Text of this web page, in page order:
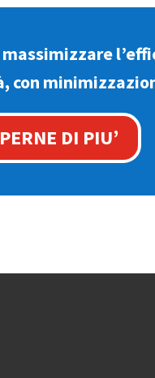
DI PIU’